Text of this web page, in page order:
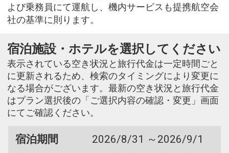
よび乗務員にて運航し、機内サービスも提携航空会
社の基準に則ります。
宿泊施設・ホテルを選択してください
表示されている空き状況と旅行代金は一定時間ごと
に更新されるため、検索のタイミングにより変更に
なる場合がございます。最新の空き状況と旅行代金
はプラン選択後の「ご選択内容の確認・変更」画面
にてご確認ください。
宿泊期間
2026/8/31 ～2026/9/1